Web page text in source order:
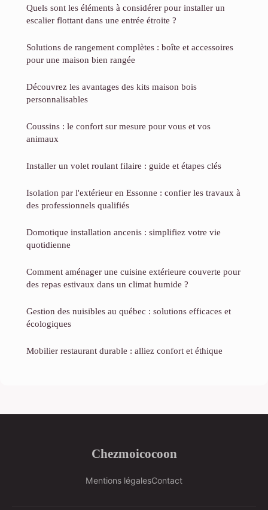
Quels sont les éléments à considérer pour installer un
escalier flottant dans une entrée étroite ?
Solutions de rangement complètes : boîte et accessoires
pour une maison bien rangée
Découvrez les avantages des kits maison bois
personnalisables
Coussins : le confort sur mesure pour vous et vos
animaux
Installer un volet roulant filaire : guide et étapes clés
Isolation par l'extérieur en Essonne : confier les travaux à
des professionnels qualifiés
Domotique installation ancenis : simplifiez votre vie
quotidienne
Comment aménager une cuisine extérieure couverte pour
des repas estivaux dans un climat humide ?
Gestion des nuisibles au québec : solutions efficaces et
écologiques
Mobilier restaurant durable : alliez confort et éthique
Chezmoicocoon
Mentions légalesContact